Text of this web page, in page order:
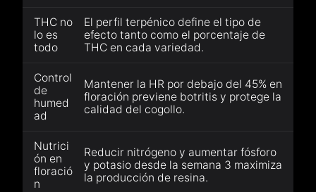
THC no
lo es
todo
El perfil terpénico define el tipo de
efecto tanto como el porcentaje de
THC en cada variedad.
Control
de
humed
ad
Mantener la HR por debajo del 45% en
floración previene botritis y protege la
calidad del cogollo.
Nutrici
ón en
floració
n
Reducir nitrógeno y aumentar fósforo
y potasio desde la semana 3 maximiza
la producción de resina.